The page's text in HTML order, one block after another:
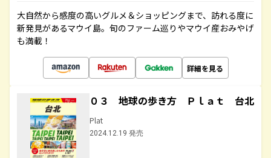
大自然から感度の高いグルメ＆ショッピングまで、訪れる度に
新発見があるマウイ島。旬のファーム巡りやマウイ産おみやげ
も満載！
詳細を見る
０３ 地球の歩き方 Ｐｌａｔ 台北
Plat
2024.12.19 発売